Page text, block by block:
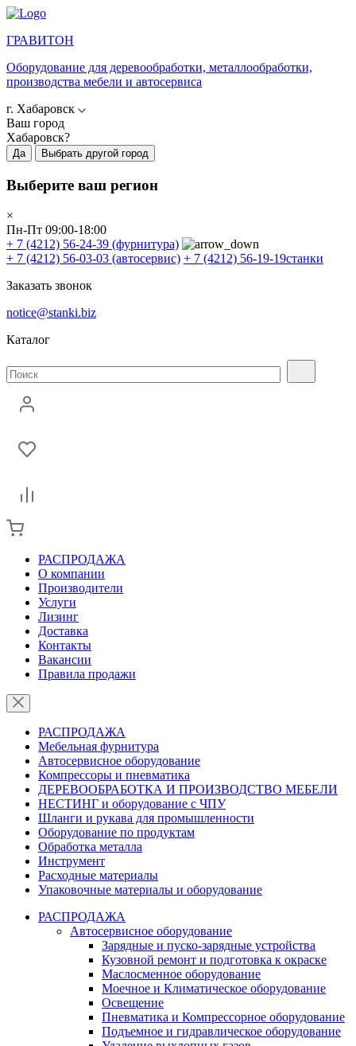
ГРАВИТОН
Оборудование для деревообработки, металлообработки,
производства мебели и автосервиса
г. Хабаровск
Ваш город
Хабаровск?
Да Выбрать другой город
Выберите ваш регион
×
Пн-Пт 09:00-18:00
+ 7 (4212) 56-24-39 (фурнитура)
+ 7 (4212) 56-03-03 (автосервис) + 7 (4212) 56-19-19станки
Заказать звонок
notice@stanki.biz
Каталог
РАСПРОДАЖА
О компании
Производители
Услуги
Лизинг
Доставка
Контакты
Вакансии
Правила продажи
РАСПРОДАЖА
Мебельная фурнитура
Автосервисное оборудование
Компрессоры и пневматика
ДЕРЕВООБРАБОТКА И ПРОИЗВОДСТВО МЕБЕЛИ
НЕСТИНГ и оборудование с ЧПУ
Шланги и рукава для промышленности
Оборудование по продуктам
Обработка металла
Инструмент
Расходные материалы
Упаковочные материалы и оборудование
РАСПРОДАЖА
Автосервисное оборудование
Зарядные и пуско-зарядные устройства
Кузовной ремонт и подготовка к окраске
Маслосменное оборудование
Моечное и Климатическое оборудование
Освещение
Пневматика и Компрессорное оборудование
Подъемное и гидравлическое оборудование